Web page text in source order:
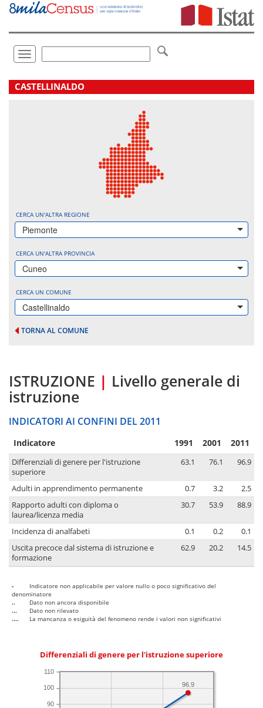
Vai
direttamente
Toggle
navigation
.
CASTELLINALDO
CERCA UN'ALTRA REGIONE
Piemonte
CERCA UN'ALTRA PROVINCIA
Cuneo
CERCA UN COMUNE
Castellinaldo
TORNA AL COMUNE
ISTRUZIONE | Livello generale di
istruzione
INDICATORI AI CONFINI DEL 2011
Indicatore 1991 2001 2011
Differenziali di genere per l'istruzione
superiore
63.1 76.1 96.9
Adulti in apprendimento permanente 0.7 3.2
2.5
Rapporto adulti con diploma o
laurea/licenza media
30.7 53.9 88.9
Incidenza di analfabeti 0.1 0.2
0.1
Uscita precoce dal sistema di istruzione e
formazione
62.9 20.2 14.5
-
Indicatore non applicabile per valore nullo o poco significativo del
denominatore
..
Dato non ancora disponibile
...
Dato non rilevato
....
La mancanza o esiguità del fenomeno rende i valori non significativi
Differenziali di genere per l'istruzione superiore
90
100
110
96.9